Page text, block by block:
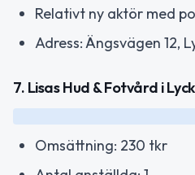
Relativt ny aktör med
Adress: Ängsvägen 12,
7. Lisas Hud & Fotvård i
Omsättning: 230 tkr